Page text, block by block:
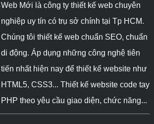
Web Mới là công ty thiết kế web chuyên
nghiệp uy tín có trụ sở chính tại Tp HCM.
Chúng tôi thiết kế web chuẩn SEO, chuẩn
di động. Áp dụng những công nghệ tiên
tiến nhất hiện nay để thiết kế website như
HTML5, CSS3... Thiết kế website code tay
PHP theo yêu cầu giao diện, chức năng...